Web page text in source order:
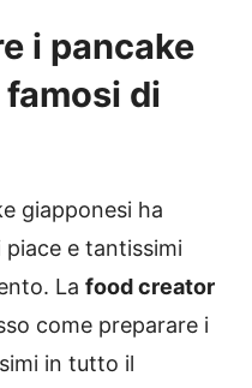
i pancake
di
giapponesi ha
e tantissimi
La food creator
come preparare i
in tutto il